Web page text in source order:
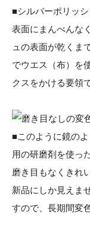
■シルバーポリッ
表面にまんべんな
ュの表面が乾くま
でウエス（布）を
クスをかける要領
■このように鏡の
用の研磨剤を使っ
磨き目もなくきれ
新品にしか見えま
すので、長期間変